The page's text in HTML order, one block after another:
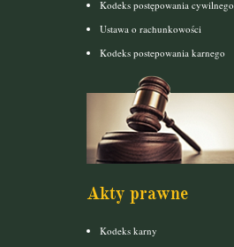
Kodeks postępowania cywilnego
Ustawa o rachunkowości
Kodeks postepowania karnego
Akty prawne
Kodeks karny